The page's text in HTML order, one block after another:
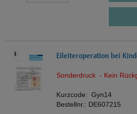
Eileiteroperation bei
Sonderdruck - Kein
Kurzcode: Gyn14
Bestellnr.: DE607215